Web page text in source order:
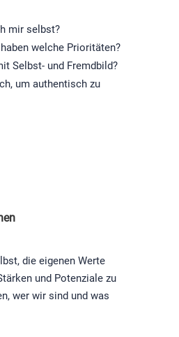
mir selbst?
welche Prioritäten?
Selbst- und Fremdbild?
um authentisch zu
die eigenen Werte
und Potenziale zu
wer wir sind und was